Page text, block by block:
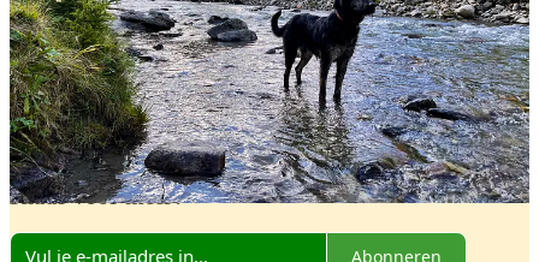
Top Meest recent Discussies
Geen posts
Klaar voor meer?
Abonneren